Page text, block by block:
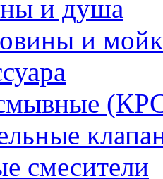
и душа
и
смесители